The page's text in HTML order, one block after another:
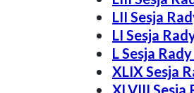
LII Sesja
LI Sesja
L Sesja
XLIX Sesja